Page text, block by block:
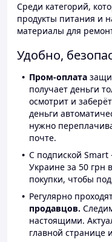
Среди категорий,
продукты питания и
материалы для
Удобно,
Пром-оплата
получает деньги
осмотрит и
деньги
нужно
почте.
С подпиской Smart
Украине за 50 грн
покупки, чтобы
Регулярно
продавцов.
настоящими.
главной странице